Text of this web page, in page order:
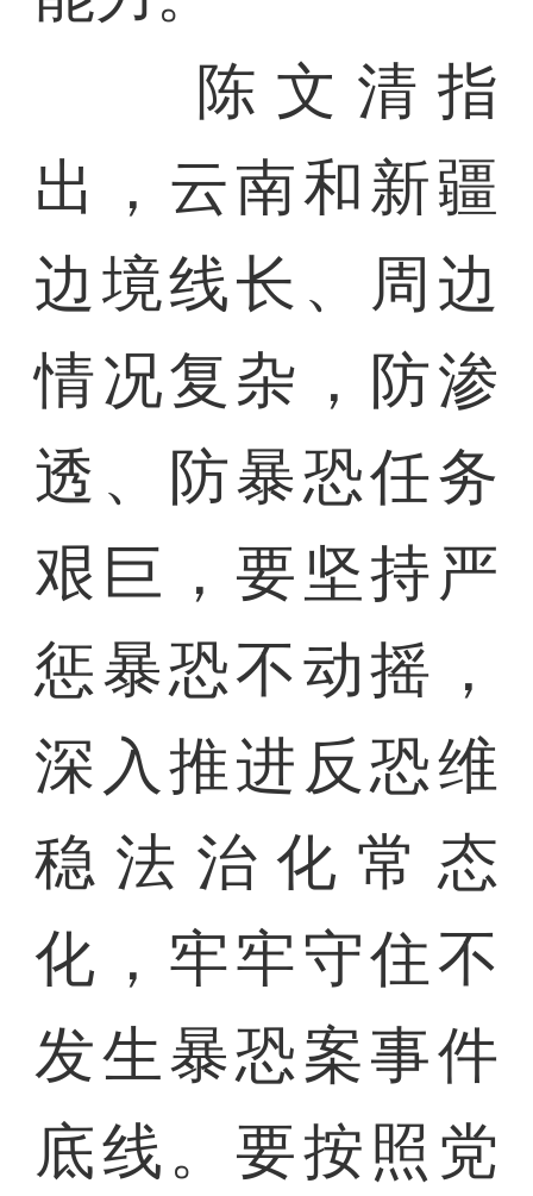
陈文清指
出，云南和新疆
边境线长、周边
情况复杂，防渗
透、防暴恐任务
艰巨，要坚持严
惩暴恐不动摇，
深入推进反恐维
稳法治化常态
化，牢牢守住不
发生暴恐案事件
底线。要按照党